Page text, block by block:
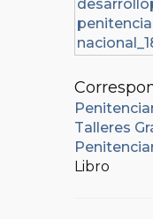
Talleres
Libro